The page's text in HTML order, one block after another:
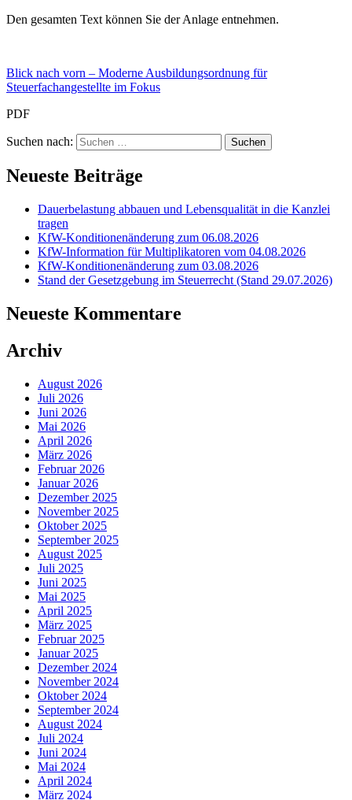
Den gesamten Text können Sie der Anlage entnehmen.
Blick nach vorn – Moderne Ausbildungsordnung für
Steuerfachangestellte im Fokus
PDF
Suchen nach:
Neueste Beiträge
Dauerbelastung abbauen und Lebensqualität in die Kanzlei
tragen
KfW-Konditionenänderung zum 06.08.2026
KfW-Information für Multiplikatoren vom 04.08.2026
KfW-Konditionenänderung zum 03.08.2026
Stand der Gesetzgebung im Steuerrecht (Stand 29.07.2026)
Neueste Kommentare
Archiv
August 2026
Juli 2026
Juni 2026
Mai 2026
April 2026
März 2026
Februar 2026
Januar 2026
Dezember 2025
November 2025
Oktober 2025
September 2025
August 2025
Juli 2025
Juni 2025
Mai 2025
April 2025
März 2025
Februar 2025
Januar 2025
Dezember 2024
November 2024
Oktober 2024
September 2024
August 2024
Juli 2024
Juni 2024
Mai 2024
April 2024
März 2024